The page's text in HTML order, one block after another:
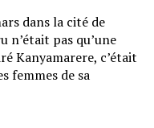
dans la cité de
n’était pas qu’une
Kanyamarere, c’était
femmes de sa